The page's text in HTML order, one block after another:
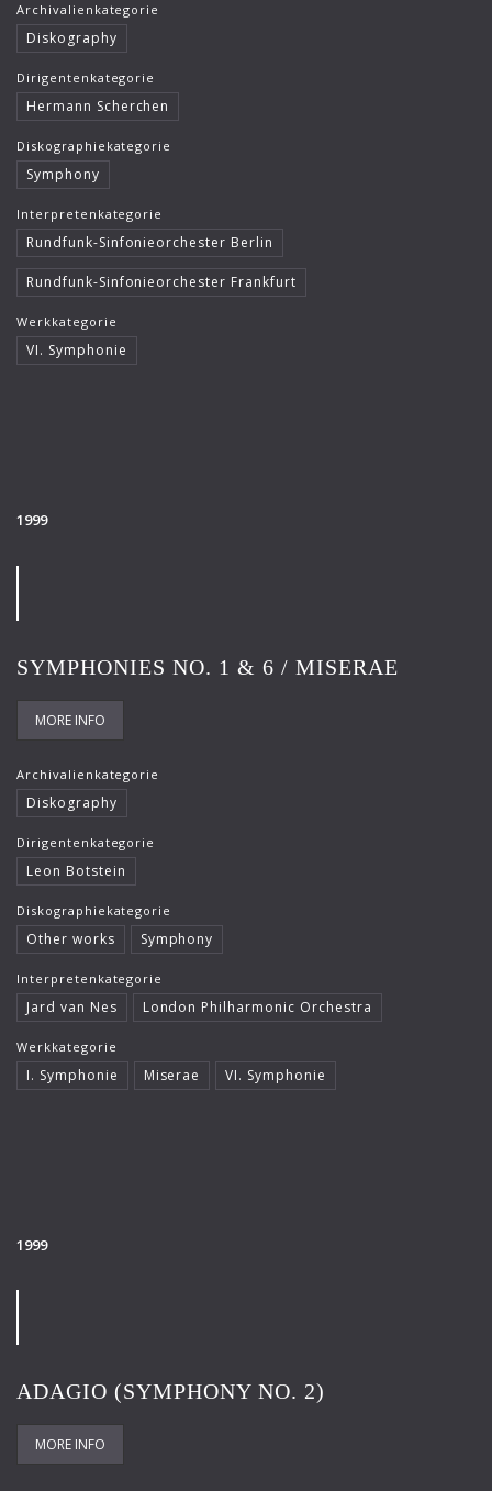
Archivalienkategorie
Diskography
Dirigentenkategorie
Hermann Scherchen
Diskographiekategorie
Symphony
Interpretenkategorie
Rundfunk-Sinfonieorchester Berlin
Rundfunk-Sinfonieorchester Frankfurt
Werkkategorie
VI. Symphonie
1999
SYMPHONIES NO. 1 & 6 / MISERAE
MORE INFO
Archivalienkategorie
Diskography
Dirigentenkategorie
Leon Botstein
Diskographiekategorie
Other works Symphony
Interpretenkategorie
Jard van Nes London Philharmonic Orchestra
Werkkategorie
I. Symphonie Miserae VI. Symphonie
1999
ADAGIO (SYMPHONY NO. 2)
MORE INFO